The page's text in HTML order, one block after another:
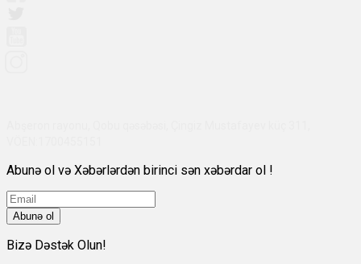
Abunə ol və Xəbərlərdən birinci sən xəbərdar ol !
Abunə ol
Bizə Dəstək Olun!